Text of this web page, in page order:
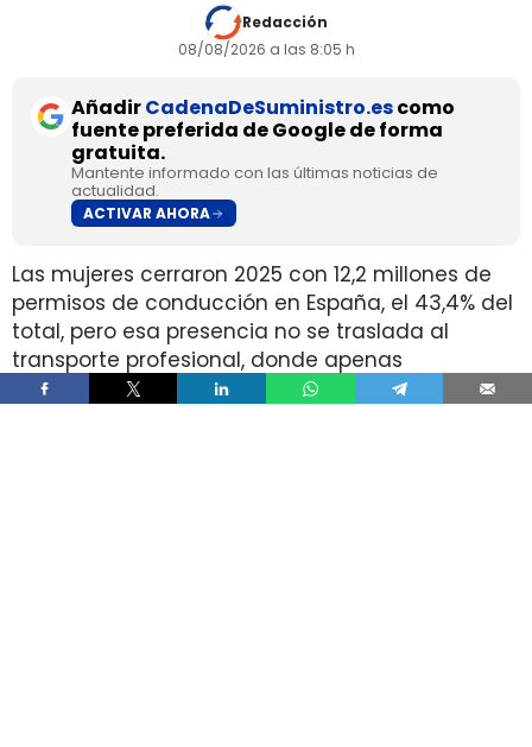
Redacción
08/08/2026 a las 8:05 h
AñadirCadenaDeSuministro.escomo
fuente preferida de Google de forma
gratuita.
Mantente informado con las últimas noticias de
actualidad.
ACTIVAR AHORA
Las mujeres cerraron 2025 con 12,2 millones de
permisos de conducción en España, el 43,4% del
total, pero esa presencia no se traslada al
transporte profesional, donde apenas
representan el 2% de un colectivo de 250.000